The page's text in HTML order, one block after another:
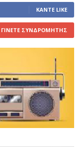
ΚΆΝΤΕ LIKE
ΓΊΝΕΤΕ ΣΥΝΔΡΟΜΗΤΉΣ